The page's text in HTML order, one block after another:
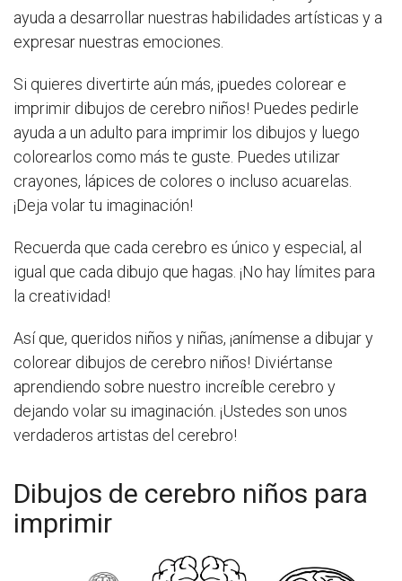
ayuda a desarrollar nuestras habilidades artísticas y a
expresar nuestras emociones.
Si quieres divertirte aún más, ¡puedes colorear e
imprimir dibujos de cerebro niños! Puedes pedirle
ayuda a un adulto para imprimir los dibujos y luego
colorearlos como más te guste. Puedes utilizar
crayones, lápices de colores o incluso acuarelas.
¡Deja volar tu imaginación!
Recuerda que cada cerebro es único y especial, al
igual que cada dibujo que hagas. ¡No hay límites para
la creatividad!
Así que, queridos niños y niñas, ¡anímense a dibujar y
colorear dibujos de cerebro niños! Diviértanse
aprendiendo sobre nuestro increíble cerebro y
dejando volar su imaginación. ¡Ustedes son unos
verdaderos artistas del cerebro!
Dibujos de cerebro niños para
imprimir